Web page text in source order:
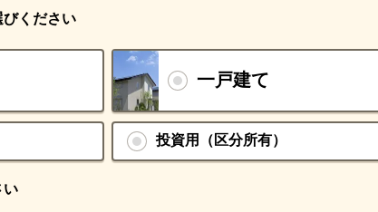
びください
一戸建て
投資用（区分所有）
い